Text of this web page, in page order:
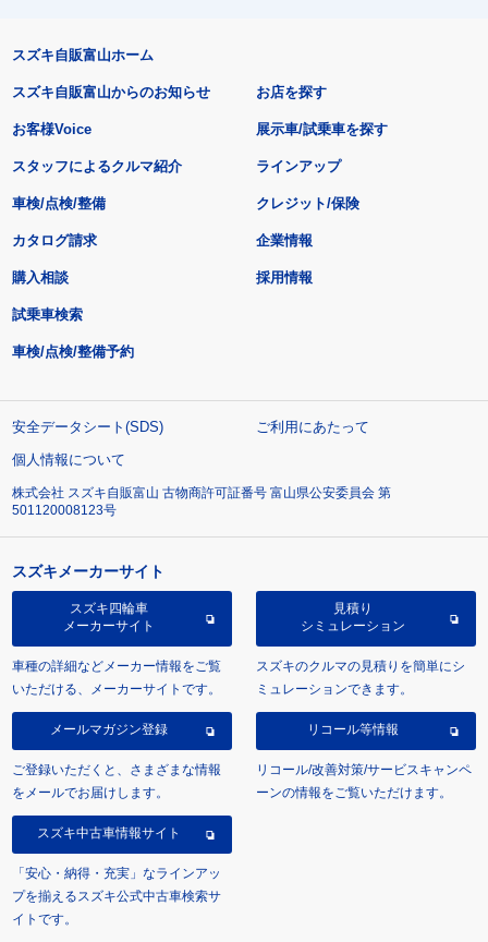
スズキ自販富山ホーム
スズキ自販富山からのお知らせ
お客様Voice
スタッフによるクルマ紹介
お店を探す
展示車/試乗車を探す
ラインアップ
車検/点検/整備 クレジット/保険
カタログ請求
購入相談
試乗車検索
車検/点検/整備予約
企業情報
採用情報
安全データシート(SDS)
ご利用にあたって
個人情報について
株式会社 スズキ自販富山 古物商許可証番号 富山県公安委員会 第
501120008123号
スズキメーカーサイト
スズキ四輪車
メーカーサイト
車種の詳細などメーカー情報をご覧
いただける、メーカーサイトです。
見積り
シミュレーション
スズキのクルマの見積りを簡単にシ
ミュレーションできます。
メールマガジン登録
ご登録いただくと、さまざまな情報
をメールでお届けします。
リコール等情報
リコール/改善対策/サービスキャンペ
ーンの情報をご覧いただけます。
スズキ中古車情報サイト
「安心・納得・充実」なラインアッ
プを揃えるスズキ公式中古車検索サ
イトです。